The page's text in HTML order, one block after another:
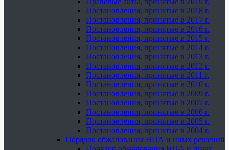
Постановления, принятые в 2018 г.
Постановления, принятые в 2017 г.
Постановления, принятые в 2016 г.
Постановления, принятые в 2015 г.
Постановления, принятые в 2014 г.
Постановления, принятые в 2013 г.
Постановления, принятые в 2012 г.
Постановления, принятые в 2011 г.
Постановления, принятые в 2010 г.
Постановления, принятые в 2009 г.
Постановления, принятые в 2007 г.
Постановления, принятые в 2006 г.
Постановления, принятые в 2005 г.
Постановления, принятые в 2004 г.
Порядок обжалования НПА и иных решений